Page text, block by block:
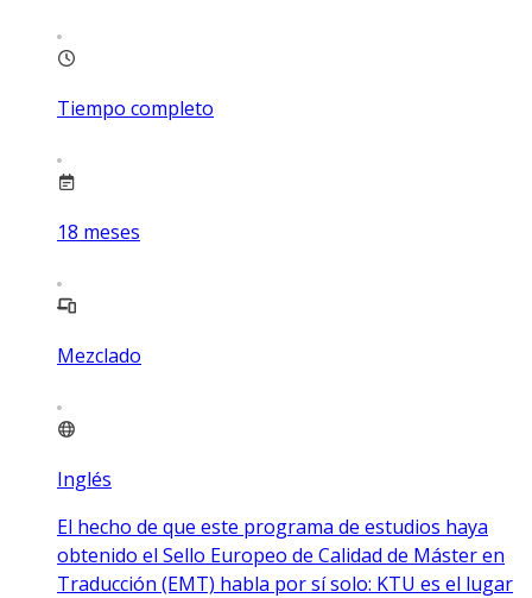
Tiempo completo
18 meses
Mezclado
Inglés
El hecho de que este programa de estudios haya
obtenido el Sello Europeo de Calidad de Máster en
Traducción (EMT) habla por sí solo: KTU es el lugar